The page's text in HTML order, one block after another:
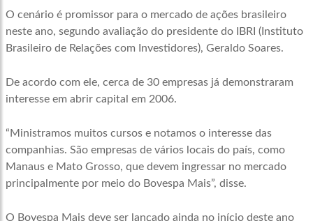
O cenário é promissor para o mercado de ações brasileiro
neste ano, segundo avaliação do presidente do IBRI (Instituto
Brasileiro de Relações com Investidores), Geraldo Soares.
De acordo com ele, cerca de 30 empresas já demonstraram
interesse em abrir capital em 2006.
“Ministramos muitos cursos e notamos o interesse das
companhias. São empresas de vários locais do país, como
Manaus e Mato Grosso, que devem ingressar no mercado
principalmente por meio do Bovespa Mais”, disse.
O Bovespa Mais deve ser lançado ainda no início deste ano